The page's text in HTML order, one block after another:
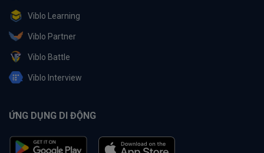
Viblo Learning
Viblo Partner
Viblo Battle
Viblo Interview
ỨNG DỤNG DI ĐỘNG